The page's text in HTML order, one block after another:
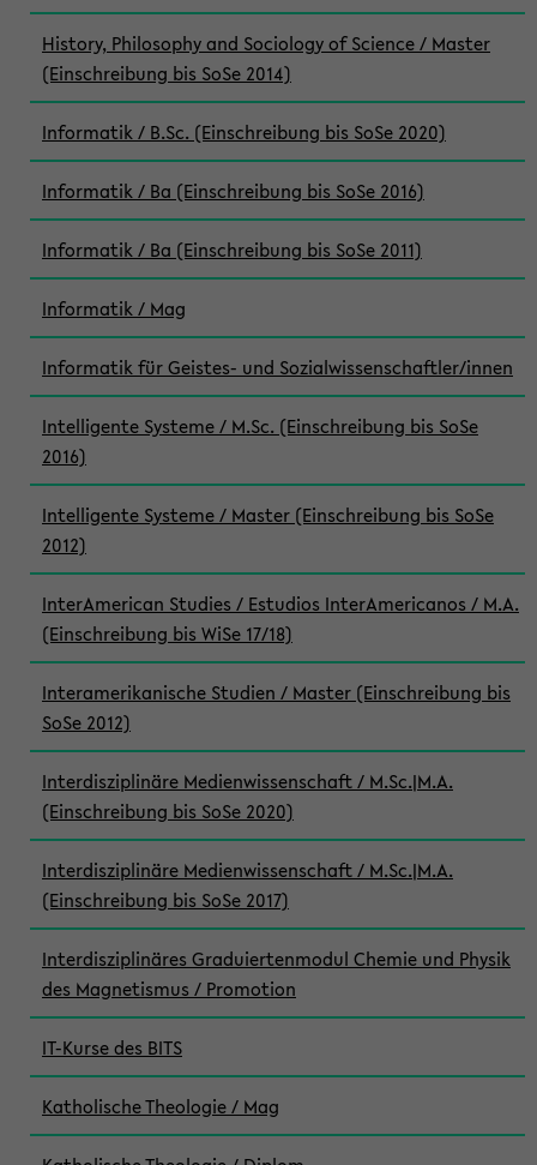
History, Philosophy and Sociology of Science / Master
(Einschreibung bis SoSe 2014)
Informatik / B.Sc. (Einschreibung bis SoSe 2020)
Informatik / Ba (Einschreibung bis SoSe 2016)
Informatik / Ba (Einschreibung bis SoSe 2011)
Informatik / Mag
Informatik für Geistes- und Sozialwissenschaftler/innen
Intelligente Systeme / M.Sc. (Einschreibung bis SoSe
2016)
Intelligente Systeme / Master (Einschreibung bis SoSe
2012)
InterAmerican Studies / Estudios InterAmericanos / M.A.
(Einschreibung bis WiSe 17/18)
Interamerikanische Studien / Master (Einschreibung bis
SoSe 2012)
Interdisziplinäre Medienwissenschaft / M.Sc.|M.A.
(Einschreibung bis SoSe 2020)
Interdisziplinäre Medienwissenschaft / M.Sc.|M.A.
(Einschreibung bis SoSe 2017)
Interdisziplinäres Graduiertenmodul Chemie und Physik
des Magnetismus / Promotion
IT-Kurse des BITS
Katholische Theologie / Mag